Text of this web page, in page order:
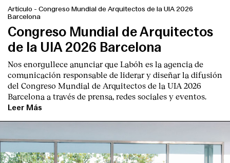
Artículo - Congreso Mundial de Arquitectos de la UIA 2026
Barcelona
Congreso Mundial de Arquitectos
de la UIA 2026 Barcelona
Nos enorgullece anunciar que Labóh es la agencia de
comunicación responsable de liderar y diseñar la difusión
del Congreso Mundial de Arquitectos de la UIA 2026
Barcelona a través de prensa, redes sociales y eventos.
Leer Más